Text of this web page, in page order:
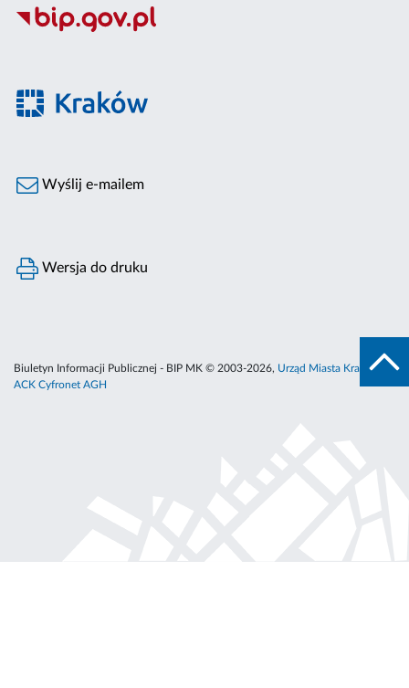
Wyślij e-mailem
Wersja do druku
Biuletyn Informacji Publicznej - BIP MK © 2003-2026, Urząd Miasta Krakowa
ACK Cyfronet AGH